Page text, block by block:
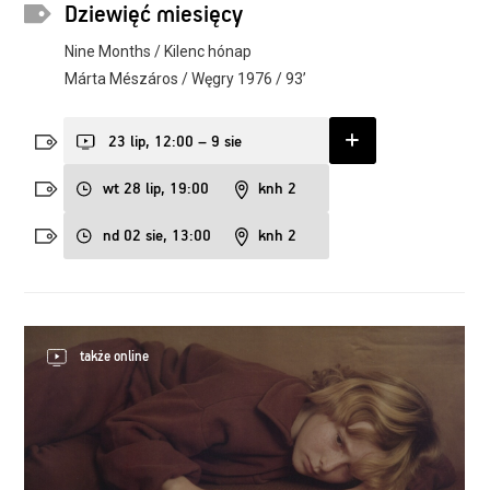
Dziewięć miesięcy
Nine Months / Kilenc hónap
Márta Mészáros / Węgry 1976 / 93’
wt 28 lip, 19:00 knh 2
nd 02 sie, 13:00 knh 2
23 lip, 12:00 – 9 sie
także online